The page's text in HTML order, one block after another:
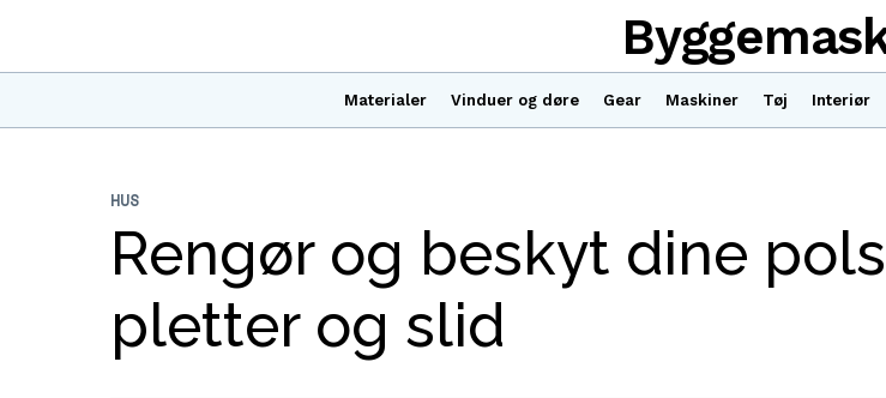
Materialer Vinduer og døre Gear Maskiner Tøj Interiør
Rengør og beskyt dine
pletter og slid
HUS